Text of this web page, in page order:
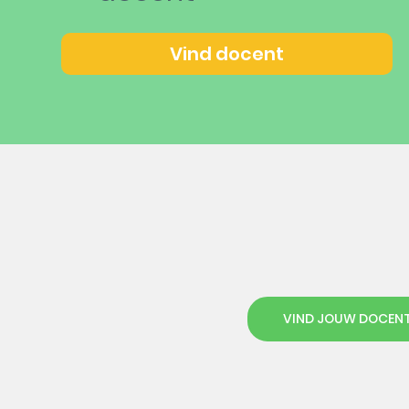
Vind docent
VIND JOUW